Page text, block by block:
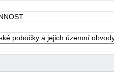
pobočky a jejich územní